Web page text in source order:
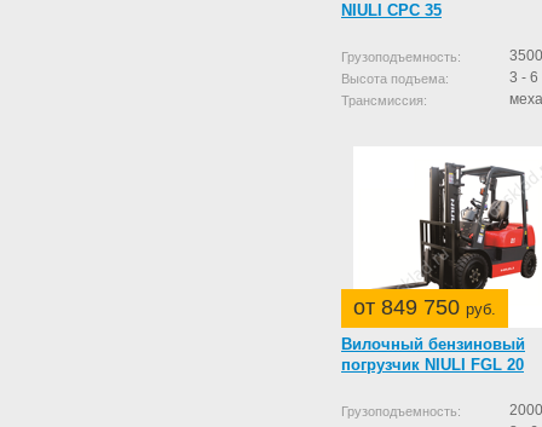
NIULI CPC 35
Грузоподъемность: 3500
Высота подъема: 3 - 6
Трансмиссия:
от 849 750 руб.
Вилочный бензиновый
погрузчик NIULI FGL 20
Грузоподъемность: 2000